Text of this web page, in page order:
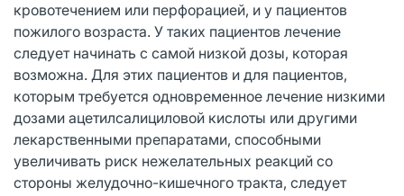
кровотечением или перфорацией, и у пациентов
пожилого возраста. У таких пациентов лечение
следует начинать с самой низкой дозы, которая
возможна. Для этих пациентов и для пациентов,
которым требуется одновременное лечение низкими
дозами ацетилсалициловой кислоты или другими
лекарственными препаратами, способными
увеличивать риск нежелательных реакций со
стороны желудочно-кишечного тракта, следует